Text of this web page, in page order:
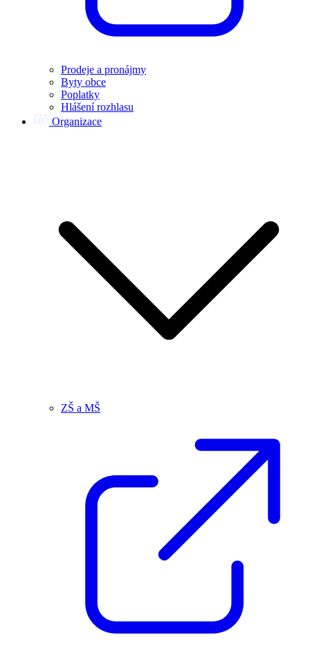
Prodeje a pronájmy
Byty obce
Poplatky
Hlášení rozhlasu
Organizace
ZŠ a MŠ